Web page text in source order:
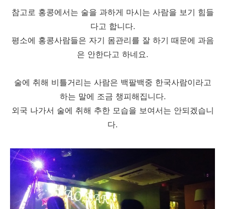
참고로 홍콩에서는 술을 과하게 마시는 사람을 보기 힘들
다고 합니다.
평소에 홍콩사람들은 자기 몸관리를 잘 하기 때문에 과음
은 안한다고 하네요.
술에 취해 비틀거리는 사람은 백팔백중 한국사람이라고
하는 말에 조금 챙피해집니다.
외국 나가서 술에 취해 추한 모습을 보여서는 안되겠습니
다.